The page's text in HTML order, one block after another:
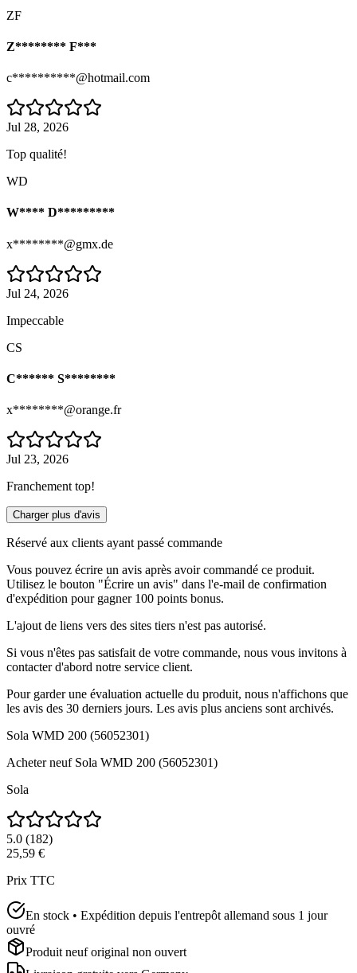
ZF
Z******** F***
c**********@hotmail.com
Jul 28, 2026
Top qualité!
WD
W**** D*********
x********@gmx.de
Jul 24, 2026
Impeccable
CS
C****** S********
x********@orange.fr
Jul 23, 2026
Franchement top!
Charger plus d'avis
Réservé aux clients ayant passé commande
Vous pouvez écrire un avis après avoir commandé ce produit.
Utilisez le bouton "Écrire un avis" dans l'e-mail de confirmation
d'expédition pour gagner 100 points bonus.
L'ajout de liens vers des sites tiers n'est pas autorisé.
Si vous n'êtes pas satisfait de votre commande, nous vous invitons à
contacter d'abord notre service client.
Pour garder une évaluation actuelle du produit, nous n'affichons que
les avis des 30 derniers jours. Les avis plus anciens sont archivés.
Sola WMD 200 (56052301)
Acheter neuf Sola WMD 200 (56052301)
Sola
5.0 (182)
25,59 €
Prix TTC
En stock • Expédition depuis l'entrepôt allemand sous 1 jour
ouvré
Produit neuf original non ouvert